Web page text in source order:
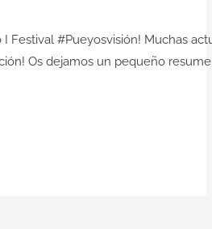
I Festival #Pueyosvisión! Muchas
Os dejamos un pequeño